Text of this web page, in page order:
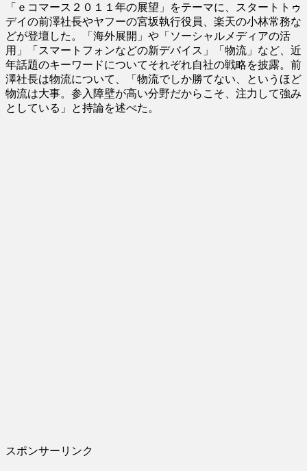
「ｅコマース２０１１年の展望」をテーマに、スタートトゥ
デイの前澤社長やヤフーの宮坂執行役員、楽天の小林常務な
どが登壇した。「海外展開」や「ソーシャルメディアの活
用」「スマートフォンなどの新デバイス」「物流」など、近
年話題のキーワードについてそれぞれ自社の戦略を披露。前
澤社長は物流について、「物流でしか勝てない、というほど
物流は大事。参入障壁が高い分野だからこそ、注力して強み
としている」と持論を述べた。
スポンサーリンク